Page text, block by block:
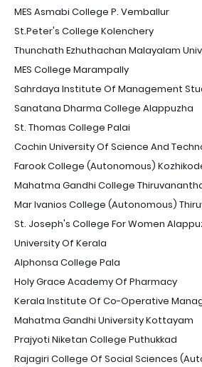
MES Asmabi College P. Vemballur
St.Peter's College Kolenchery
Thunchath Ezhuthachan Malayalam
MES College Marampally
Sahrdaya Institute Of Management
Sanatana Dharma College Alappuzha
St. Thomas College Palai
Cochin University Of Science And
Farook College (Autonomous)
Mahatma Gandhi College
Mar Ivanios College (Autonomous)
St. Joseph's College For Women
University Of Kerala
Alphonsa College Pala
Holy Grace Academy Of Pharmacy
Kerala Institute Of Co-Operative
Mahatma Gandhi University Kottayam
Prajyoti Niketan College Puthukkad
Rajagiri College Of Social Sciences